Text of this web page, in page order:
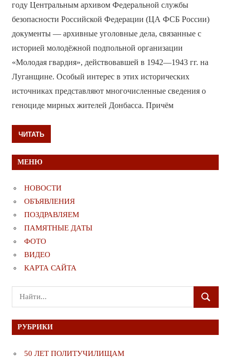
году Центральным архивом Федеральной службы
безопасности Российской Федерации (ЦА ФСБ России)
документы — архивные уголовные дела, связанные с
историей молодёжной подпольной организации
«Молодая гвардия», действовавшей в 1942—1943 гг. на
Луганщине. Особый интерес в этих исторических
источниках представляют многочисленные сведения о
геноциде мирных жителей Донбасса. Причём
ЧИТАТЬ
МЕНЮ
НОВОСТИ
ОБЪЯВЛЕНИЯ
ПОЗДРАВЛЯЕМ
ПАМЯТНЫЕ ДАТЫ
ФОТО
ВИДЕО
КАРТА САЙТА
Поиск
для:
ПОИСК
РУБРИКИ
50 ЛЕТ ПОЛИТУЧИЛИЩАМ